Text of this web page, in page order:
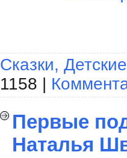
Сказки,
1158 |
Первые
Наталья